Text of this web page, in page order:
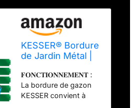
KESSER® Bordure
de Jardin Métal |
45m 100x18cm
Bordure de
Parterre
𝐅𝐎𝐍𝐂𝐓𝐈𝐎𝐍𝐍𝐄𝐌𝐄𝐍𝐓 :
La bordure de gazon
KESSER convient à